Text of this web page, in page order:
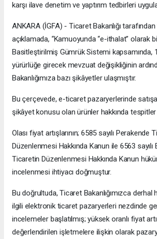
karşı ilave denetim ve yaptırım tedbirleri
ANKARA (İGFA) - Ticaret Bakanlığı tarafından
açıklamada, “Kamuoyunda “e-ithalat” olarak
Basitleştirilmiş Gümrük Sistemi kapsamında,
yürürlüğe girecek mevzuat değişikliğinin
Bakanlığımıza bazı şikâyetler ulaşmıştır.
Bu çerçevede, e-ticaret pazaryerlerinde
şikâyet konusu olan ürünler hakkında tespitler
Olası fiyat artışlarının; 6585 sayılı Perakende
Düzenlenmesi Hakkında Kanun ile 6563 sayılı
Ticaretin Düzenlenmesi Hakkında Kanun
incelenmesi ihtiyacı doğmuştur.
Bu doğrultuda, Ticaret Bakanlığımızca
ilgili elektronik ticaret pazaryerleri nezdinde
incelemeler başlatılmış; yüksek oranlı fiyat
değerlendirilen işletmelere ilişkin olarak